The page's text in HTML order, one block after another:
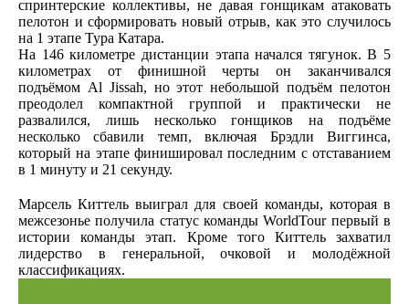
спринтерские коллективы, не давая гонщикам атаковать
пелотон и сформировать новый отрыв, как это случилось
на 1 этапе Тура Катара.
На 146 километре дистанции этапа начался тягунок. В 5
километрах от финишной черты он заканчивался
подъёмом Al Jissah, но этот небольшой подъём пелотон
преодолел компактной группой и практически не
развалился, лишь несколько гонщиков на подъёме
несколько сбавили темп, включая Брэдли Виггинса,
который на этапе финишировал последним с отставанием
в 1 минуту и 21 секунду.
Марсель Киттель выиграл для своей команды, которая в
межсезонье получила статус команды WorldTour первый в
истории команды этап. Кроме того Киттель захватил
лидерство в генеральной, очковой и молодёжной
классификациях.